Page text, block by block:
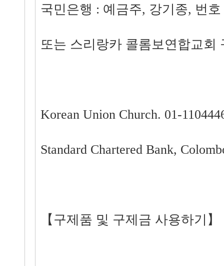
국민은행 : 예금주, 강기종, 번호
또는 스리랑카 콜롬보연합교회
Korean Union Church. 01-
Standard Chartered Bank,
【구제품 및 구제금 사용하기】